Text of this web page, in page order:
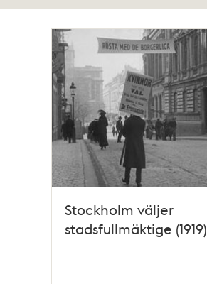
Stockholm väljer
stadsfullmäktige (1919)